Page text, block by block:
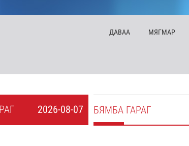
ДАВАА МЯГМАР
2026-08-07 БЯМБА ГАРАГ